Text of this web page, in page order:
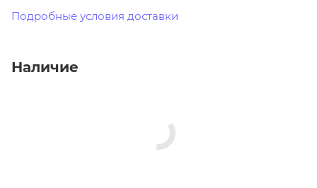
Подробные условия доставки
Наличие